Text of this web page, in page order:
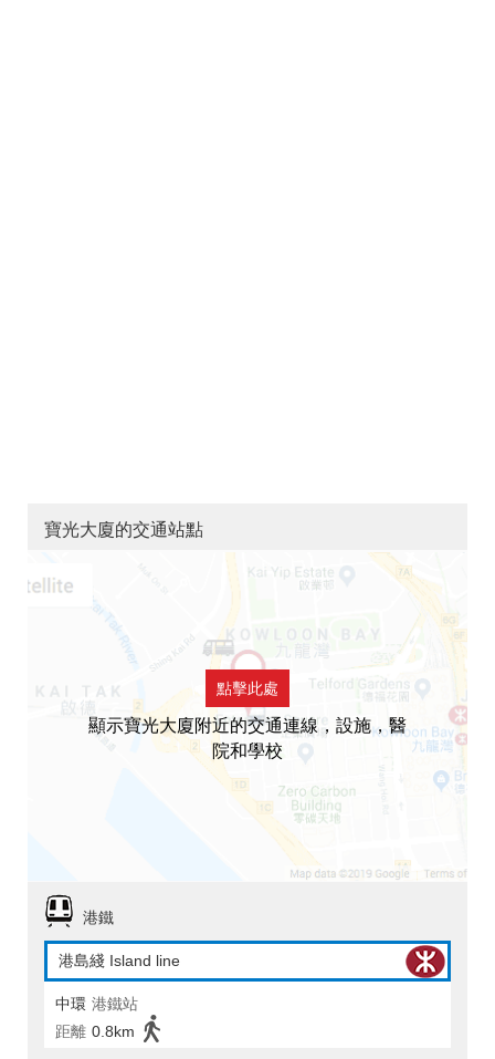
寶光大廈的交通站點
點擊此處
顯示寶光大廈附近的交通連線，設施，醫
院和學校
港鐵
港島綫 Island line
中環 港鐵站
距離 0.8km